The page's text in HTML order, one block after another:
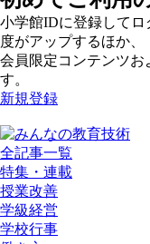
小学館IDに登録して
度がアップするほか、
会員限定コンテンツお
す。
新規登録
全記事一覧
特集・連載
授業改善
学級経営
学校行事